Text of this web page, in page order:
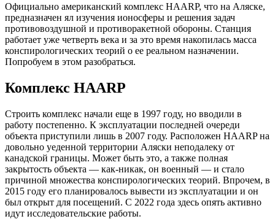
Официально американский комплекс HAARP, что на Аляске,
предназначен ял изучения ионосферы и решения задач
противовоздушной и противоракетной обороны. Станция
работает уже четверть века и за это время накопилась масса
конспирологических теорий о ее реальном назначении.
Попробуем в этом разобраться.
Комплекс HAARP
Строить комплекс начали еще в 1997 году, но вводили в
работу постепенно. К эксплуатации последней очереди
объекта приступили лишь в 2007 году. Расположен HAARP на
довольно уеденной территории Аляски неподалеку от
канадской границы. Может быть это, а также полная
закрытость объекта — как-никак, он военный — и стало
причиной множества конспирологических теорий. Впрочем, в
2015 году его планировалось вывести из эксплуатации и он
был открыт для посещений. С 2022 года здесь опять активно
идут исследовательские работы.